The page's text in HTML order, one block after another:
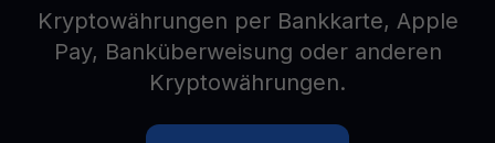
Kryptowährungen per Bankkarte, Apple
Pay, Banküberweisung oder anderen
Kryptowährungen.